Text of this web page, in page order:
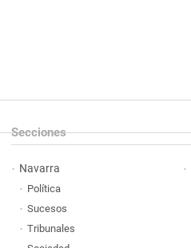
Secciones
Navarra
Política
Sucesos
Tribunales